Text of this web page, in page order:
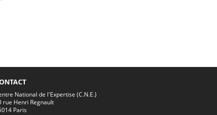
National de l'Expertise (C.N.E.)
rue Henri Regnault
Paris